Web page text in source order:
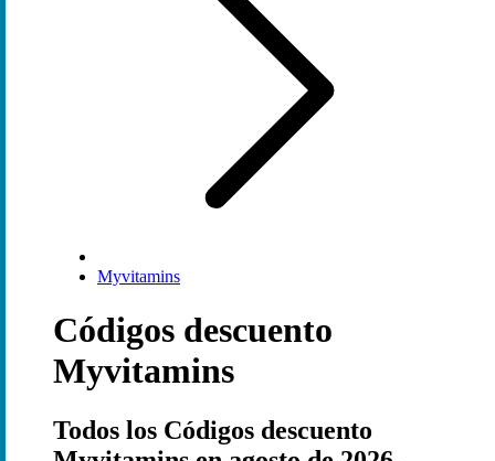
Myvitamins
Códigos descuento
Myvitamins
Todos los Códigos descuento